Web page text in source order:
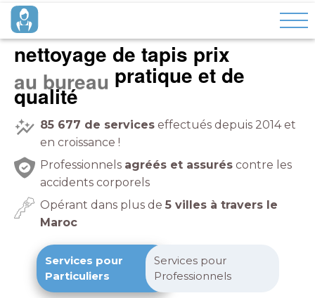
nettoyage de tapis prix
à domicile pratique et de
qualité
85 677 de services effectués depuis 2014 et
en croissance !
Professionnels agréés et assurés contre les
accidents corporels
Opérant dans plus de 5 villes à travers le
Maroc
Services pour
Particuliers
Services pour
Professionnels